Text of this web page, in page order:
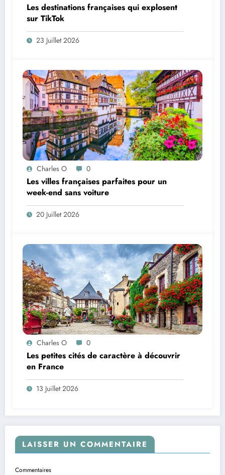
Les destinations françaises qui explosent
sur TikTok
23 Juillet 2026
Charles O 0
Les villes françaises parfaites pour un
week-end sans voiture
20 Juillet 2026
Charles O 0
Les petites cités de caractère à découvrir
en France
13 Juillet 2026
LAISSER UN COMMENTAIRE
Commentaires